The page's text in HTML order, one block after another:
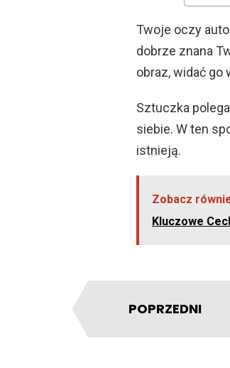
Twoje oczy
dobrze znana
obraz, widać go
Sztuczka
siebie. W ten
istnieją.
Zobacz
Kluczowe
POPRZEDNI